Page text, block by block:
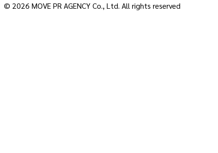
© 2026 MOVE PR AGENCY Co., Ltd. All rights reserved